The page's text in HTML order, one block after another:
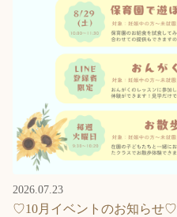
2026.07.23
♡10月イベントのお知らせ♡